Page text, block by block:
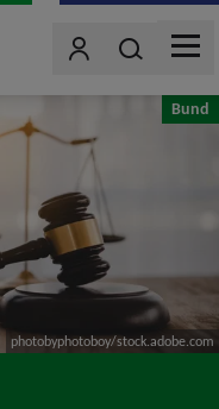
BenutzerWonach
MENU
photobyphotoboy/stock.adobe.com
Bund